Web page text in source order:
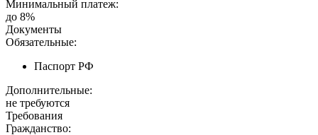
Минимальный платеж:
до 8%
Документы
Обязательные:
Паспорт РФ
Дополнительные:
не требуются
Требования
Гражданство: